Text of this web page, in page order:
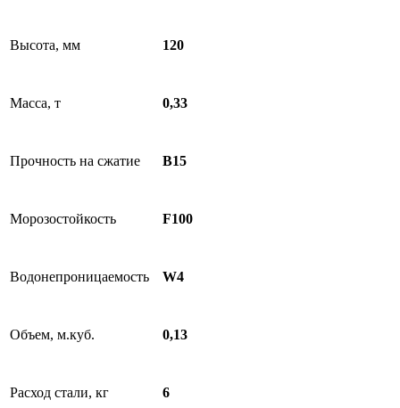
Высота, мм 120
Масса, т 0,33
Прочность на сжатие B15
Морозостойкость F100
Водонепроницаемость W4
Объем, м.куб. 0,13
Расход стали, кг 6